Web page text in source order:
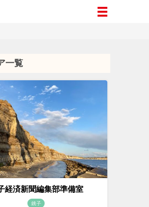
一覧
経済新聞編集部準備室
銚子